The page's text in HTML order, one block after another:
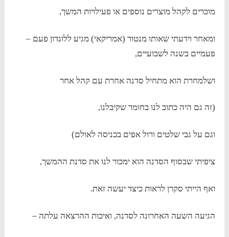
מוכרים לקהל מוצרים נוספים או פעילויות המשך,
ומאחר וידעתי שאותו מנטור (אמריקאי) מגיע ללונדון פעם –
פעמיים בשנה לשבועיים,
ושלמחרת הוא מתחיל סדנה אחרת עם קהל אחר
(זה גם היה כתוב לנו בחומר שקיבלנו,
וגם על גבי שלטים ורול אפים בכניסה לאולם)
ציפיתי שבסוף הסדנה הוא ימכור לנו את סדנת ההמשך,
ואף הייתי סקרן לראות כיצד יעשה זאת.
הגיעה השעה האחרונה לסדנה, ואיכות ההרצאה עלתה –